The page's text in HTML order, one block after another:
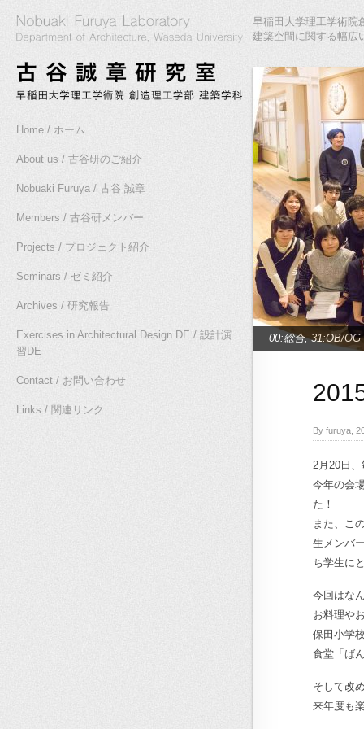
Home / ホーム
About us / 古谷研のご紹介
Nobuaki Furuya / 古谷 誠章
Members / 古谷研メンバー
Projects / プロジェクト紹介
Seminars / ゼミ紹介
Archives / 研究報告
Exercises in Architectural Design DE / 設計演
習DE
Contact / お問い合わせ
Links / 関連リンク
早稲田大学理工学術院
建築空間に関する幅広
00:総合,31:OB/OG
By furuya,
2月20日
今年の会
た！
また、こ
生メンバ
ち学生に
今回はな
お料理や
保田小学
食堂「ば
そして改
来年度も